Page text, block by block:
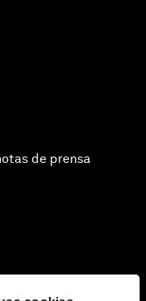
de prensa